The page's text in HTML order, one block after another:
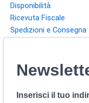
Disponibilità
Ricevuta Fiscale
Spedizioni e Consegna
Inserisci il tuo